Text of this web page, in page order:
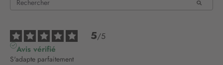
5/5
Avis vérifié
S'adapte parfaitement